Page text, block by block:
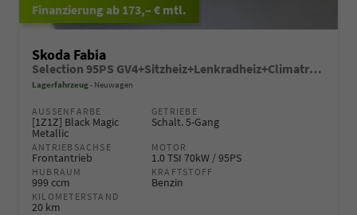
ab 173,– € mtl.
Skoda Fabia
Selection 95PS GV4+Sitzheiz+Lenkradheiz+Climatronic+Sunset+AppConnect+PDC
Lagerfahrzeug Neuwagen
AUSSENFARBE
[1Z1Z] Black Magic
Metallic
GETRIEBE
Schalt. 5-Gang
ANTRIEBSACHSE
Frontantrieb
MOTOR
1.0 TSI 70kW / 95PS
HUBRAUM
999 ccm
KRAFTSTOFF
Benzin
KILOMETERSTAND
20 km